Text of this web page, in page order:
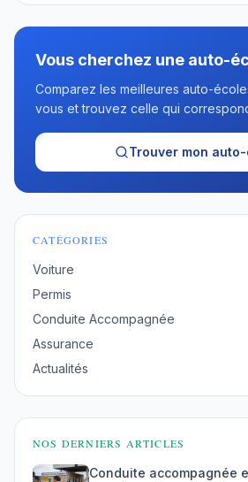
Vous cherchez une auto-
Comparez les meilleures auto-
vous et trouvez celle qui
Trouver mon
CATÉGORIES
Voiture
Permis
Conduite Accompagnée
Assurance
Actualités
NOS DERNIERS ARTICLES
Conduite accompagnée